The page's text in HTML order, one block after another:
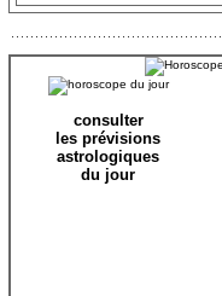
consulter
les prévisions
astrologiques
du jour